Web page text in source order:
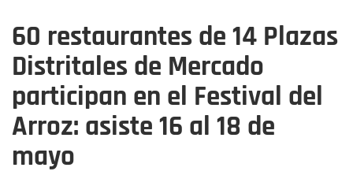
60 restaurantes de 14 Plazas
Distritales de Mercado
participan en el Festival del
Arroz: asiste 16 al 18 de
mayo